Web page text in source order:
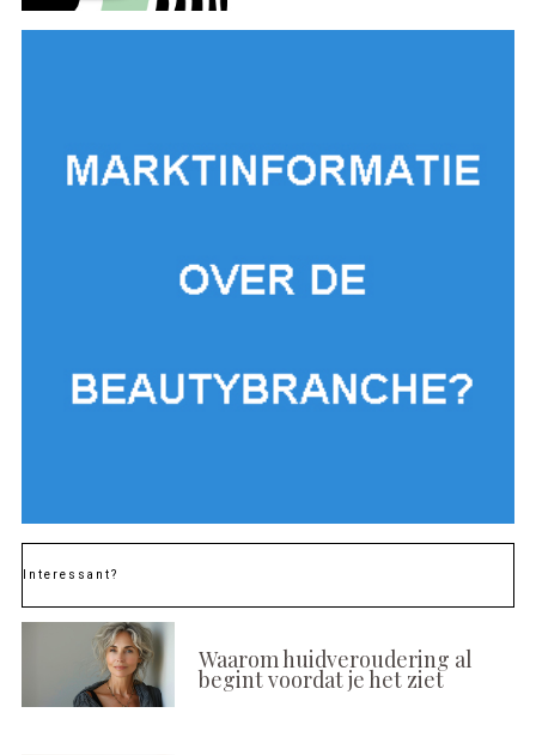
Interessant?
Waarom huidveroudering al
begint voordat je het ziet